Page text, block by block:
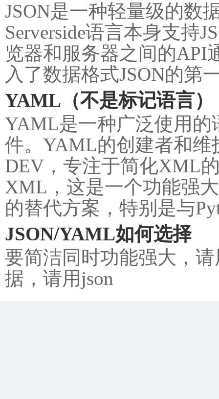
JSON是一种轻量级的数
Serverside语言本身支持
览器和服务器之间的API
入了数据格式JSON的第
YAML（不是标记语言）
YAML是一种广泛使用
件。YAML的创建者和维
DEV，专注于简化XML
XML，这是一个功能强
的替代方案，特别是与
JSON/YAML如何选择
要简洁同时功能强大，
据，请用json